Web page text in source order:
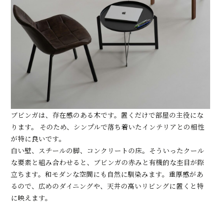
ブビンガは、存在感のある木です。置くだけで部屋の主役にな
ります。 そのため、シンプルで落ち着いたインテリアとの相性
が特に良いです。
白い壁、スチールの脚、コンクリートの床。そういったクール
な要素と組み合わせると、ブビンガの赤みと有機的な杢目が際
立ちます。和モダンな空間にも自然に馴染みます。重厚感があ
るので、広めのダイニングや、天井の高いリビングに置くと特
に映えます。